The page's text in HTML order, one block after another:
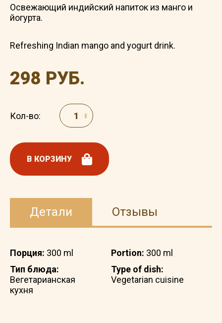
Освежающий индийский напиток из манго и
йогурта.
Refreshing Indian mango and yogurt drink.
298 РУБ.
Кол-во:
В КОРЗИНУ
Детали Отзывы
Порция: 300 ml
Тип блюда:
Вегетарианская
кухня
Portion: 300 ml
Type of dish:
Vegetarian cuisine